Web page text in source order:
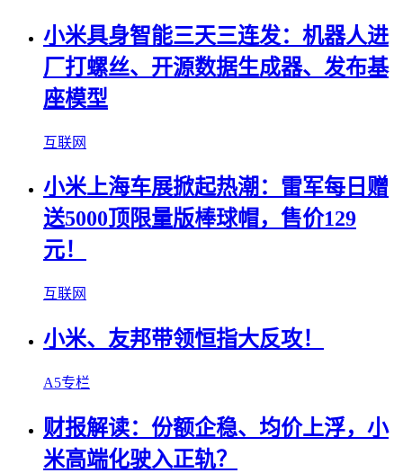
小米具身智能三天三连发：机器人进
厂打螺丝、开源数据生成器、发布基
座模型
互联网
小米上海车展掀起热潮：雷军每日赠
送5000顶限量版棒球帽，售价129
元！
互联网
小米、友邦带领恒指大反攻！
A5专栏
财报解读：份额企稳、均价上浮，小
米高端化驶入正轨？